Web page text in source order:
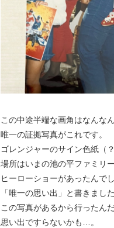
この中途半端な画角はなんな
唯一の証拠写真がこれです。
ゴレンジャーのサイン色紙（
場所はいまの池の平ファミリ
ヒーローショーがあったんでし
「唯一の思い出」と書きまし
この写真があるから行ったん
思い出ですらないかも…。